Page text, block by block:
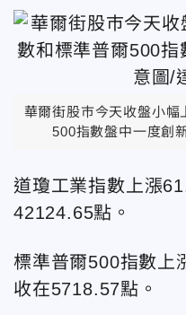
華爾街股巿今天收盤小
500指數盤中一度創
道瓊工業指數上漲
42124.65點。
標準普爾500指數上
收在5718.57點。